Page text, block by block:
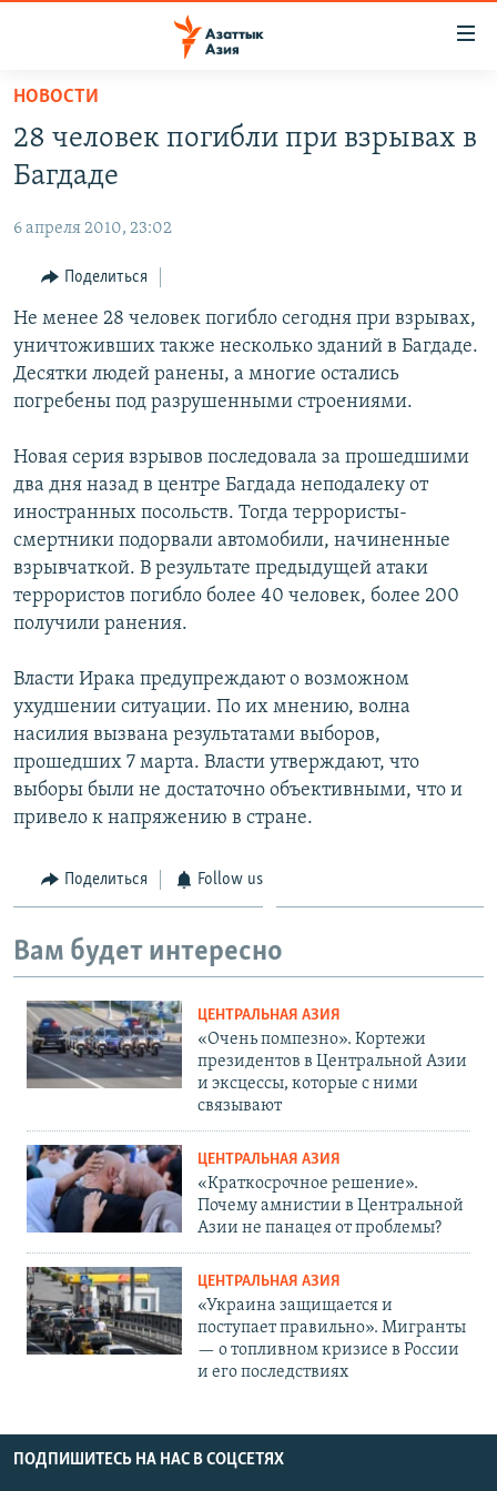
Вернуться
основному
содержанию
навигации
Вернутся
поиску
УЗБЕКИСТАН
ТАДЖИКИСТАН
НА ДРУГИХ ЯЗЫКАХ
ҚАЗАҚША
КЫРГЫЗЧА
ТОҶИКӢ
Все сайты РСЕ/РС
НОВОСТИ
28 человек погибли при взрывах в
Багдаде
6 апреля 2010, 23:02
Поделиться
Не менее 28 человек погибло сегодня при взрывах,
уничтоживших также несколько зданий в Багдаде.
Десятки людей ранены, а многие остались
погребены под разрушенными строениями.
Новая серия взрывов последовала за прошедшими
два дня назад в центре Багдада неподалеку от
иностранных посольств. Тогда террористы-
смертники подорвали автомобили, начиненные
взрывчаткой. В результате предыдущей атаки
террористов погибло более 40 человек, более 200
получили ранения.
Власти Ирака предупреждают о возможном
ухудшении ситуации. По их мнению, волна
насилия вызвана результатами выборов,
прошедших 7 марта. Власти утверждают, что
выборы были не достаточно объективными, что и
привело к напряжению в стране.
Поделиться Follow us
Вам будет интересно
ЦЕНТРАЛЬНАЯ АЗИЯ
«Очень помпезно». Кортежи
президентов в Центральной Азии
и эксцессы, которые с ними
связывают
ЦЕНТРАЛЬНАЯ АЗИЯ
«Краткосрочное решение».
Почему амнистии в Центральной
Азии не панацея от проблемы?
ЦЕНТРАЛЬНАЯ АЗИЯ
«Украина защищается и
поступает правильно». Мигранты
— о топливном кризисе в России
и его последствиях
ПОДПИШИТЕСЬ НА НАС В СОЦСЕТЯХ